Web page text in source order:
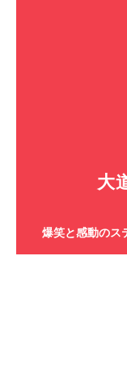
大
爆笑と感動のス